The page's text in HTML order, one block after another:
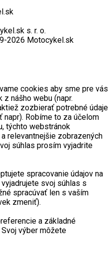
s. r. o.
2026 Motocykel.sk
cookies aby sme pre vás
nášho webu (napr.
zozbierať potrebné údaje
napr). Robíme to za účelom
týchto webstránok
relevantnejšie zobrazených
súhlas prosím vyjadrite
spracovanie údajov na
svoj súhlas s
spracúvať len s vaším
zmeniť).
a základné
výber môžete